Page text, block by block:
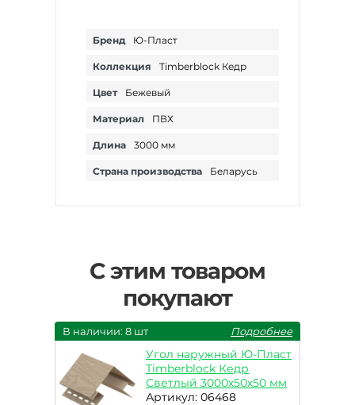
Бренд Ю-Пласт
Коллекция Timberblock Кедр
Цвет Бежевый
Материал ПВХ
Длина 3000 мм
Страна производства Беларусь
С этим товаром
покупают
В наличии: 8 шт Подробнее
Угол наружный Ю-Пласт
Timberblock Кедр
Светлый 3000х50х50 мм
Артикул: 06468